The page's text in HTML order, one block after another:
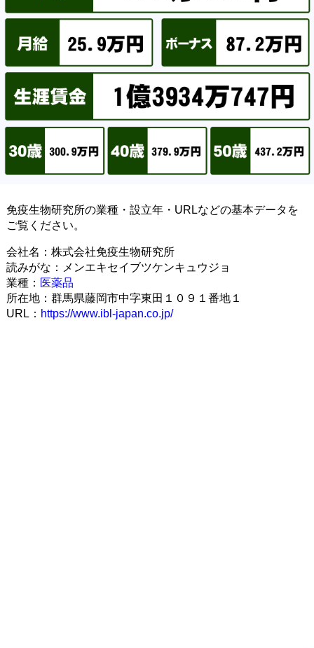
免疫生物研究所の業種・設立年・URLなどの基本データを
ご覧ください。
会社名：株式会社免疫生物研究所
読みがな：メンエキセイブツケンキュウジョ
業種： 医薬品
所在地：群馬県藤岡市中字東田１０９１番地１
URL： https://www.ibl-japan.co.jp/